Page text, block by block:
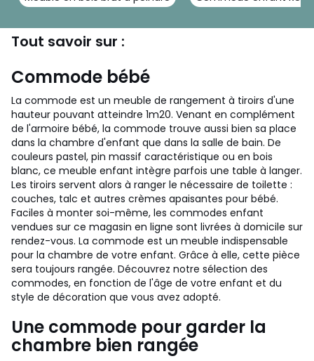
Tout savoir sur :
Commode bébé
La commode est un meuble de rangement à tiroirs d'une
hauteur pouvant atteindre 1m20. Venant en complément
de l'armoire bébé, la commode trouve aussi bien sa place
dans la chambre d'enfant que dans la salle de bain. De
couleurs pastel, pin massif caractéristique ou en bois
blanc, ce meuble enfant intègre parfois une table à langer.
Les tiroirs servent alors à ranger le nécessaire de toilette :
couches, talc et autres crèmes apaisantes pour bébé.
Faciles à monter soi-même, les commodes enfant
vendues sur ce magasin en ligne sont livrées à domicile sur
rendez-vous. La commode est un meuble indispensable
pour la chambre de votre enfant. Grâce à elle, cette pièce
sera toujours rangée. Découvrez notre sélection des
commodes, en fonction de l'âge de votre enfant et du
style de décoration que vous avez adopté.
Une commode pour garder la
chambre bien rangée